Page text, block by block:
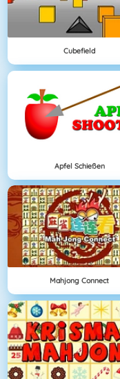
Cubefield
Apfel Schießen
Mahjong Connect